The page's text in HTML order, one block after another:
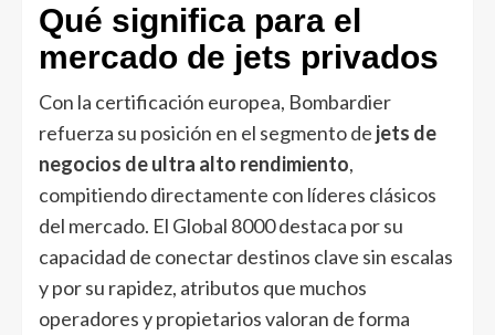
Qué significa para el
mercado de jets privados
Con la certificación europea, Bombardier
refuerza su posición en el segmento de jets de
negocios de ultra alto rendimiento,
compitiendo directamente con líderes clásicos
del mercado. El Global 8000 destaca por su
capacidad de conectar destinos clave sin escalas
y por su rapidez, atributos que muchos
operadores y propietarios valoran de forma